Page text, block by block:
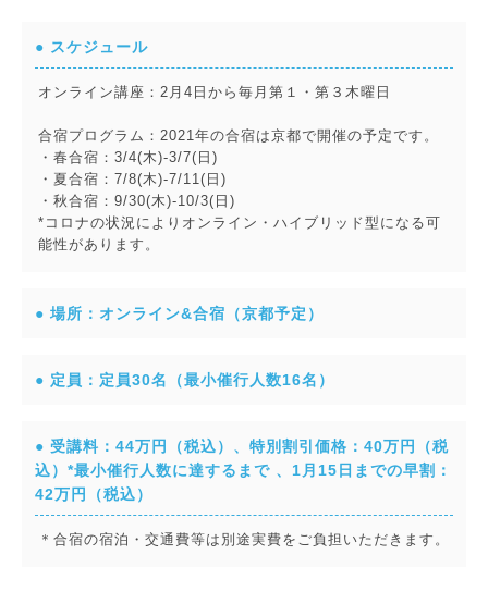
● スケジュール
オンライン講座：2月4日から毎月第１・第３木曜日
合宿プログラム：2021年の合宿は京都で開催の予定です。
・春合宿：3/4(木)-3/7(日)
・夏合宿：7/8(木)-7/11(日)
・秋合宿：9/30(木)-10/3(日)
*コロナの状況によりオンライン・ハイブリッド型になる可
能性があります。
● 場所：オンライン&合宿（京都予定）
● 定員：定員30名（最小催行人数16名）
● 受講料：44万円（税込）、特別割引価格：40万円（税
込）*最小催行人数に達するまで 、1月15日までの早割：
42万円（税込）
＊合宿の宿泊・交通費等は別途実費をご負担いただきます。